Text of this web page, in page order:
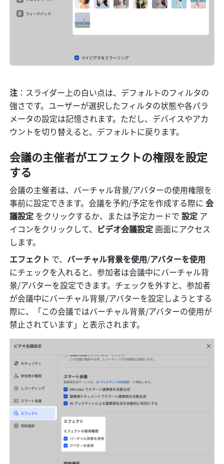
注 ：スライダー上の白い点は、デフォルトのフィルタの
強さです。ユーザーが選択したフィルタの状態や各パラ
メータの設定は記憶されます。ただし、デバイスやアカ
ウントを切り替えると、デフォルトに戻ります。
会議の主催者がエフェクトの権限を設定
する
会議の主催者は、バーチャル背景/アバターの使用権限を
事前に設定できます。会議を予約/予定を作成する際に 会
議設定 をクリックするか、または予定カードで 設定 ア
イコンをクリックして、 ビデオ会議設定 画面にアクセス
します。
エフェクト で、 バーチャル背景を使用/アバターを使用
にチェックを入れると、参加者は会議中にバーチャル背
景/アバターを設定できます。チェックを外すと、参加者
が会議中にバーチャル背景/アバターを設定しようとする
際に、「この会議ではバーチャル背景/アバターの使用が
禁止されています」と表示されます。